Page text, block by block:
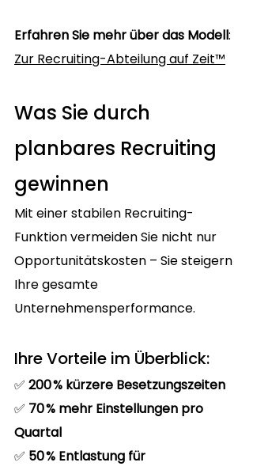
Erfahren Sie mehr über das Modell:
Zur Recruiting-Abteilung auf Zeit™
Was Sie durch
planbares Recruiting
gewinnen
Mit einer stabilen Recruiting-
Funktion vermeiden Sie nicht nur
Opportunitätskosten – Sie steigern
Ihre gesamte
Unternehmensperformance.
Ihre Vorteile im Überblick:
✅ 200 % kürzere Besetzungszeiten
✅ 70 % mehr Einstellungen pro
Quartal
✅ 50 % Entlastung für